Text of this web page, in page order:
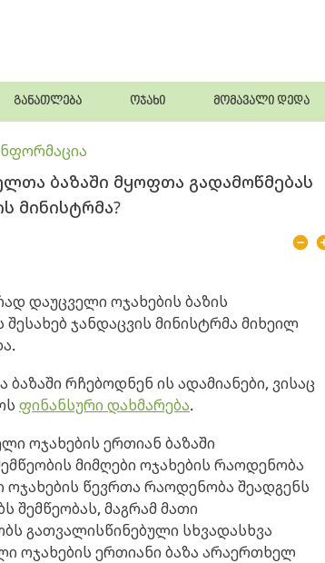
განათლება ოჯახი მომავალი დედა
ბაზაში მყოფთა გადამოწმებას
მინისტრმა?
დაუცველი ოჯახების ბაზის
ჯანდაცვის მინისტრმა მიხეილ
რჩებოდნენ ის ადამიანები, ვისაც
ფინანსური დახმარება.
ოჯახების ერთიან ბაზაში
მიმღები ოჯახების რაოდენობა
წევრთა რაოდენობა შეადგენს
შემწეობას, მაგრამ მათი
გათვალისწინებული სხვადასხვა
ოჯახების ერთიანი ბაზა არაერთხელ